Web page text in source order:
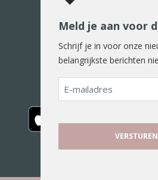
De reiswereld in
Meld je aan voor
Schrijf je in voor onze
belangrijkste berichten
E-
mailadres